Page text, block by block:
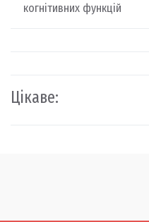
когнітивних функцій
Цікаве: